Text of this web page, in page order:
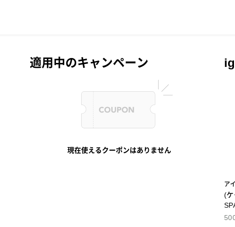
適用中のキャンペーン
現在使えるクーポンはありません
ア
(ケ